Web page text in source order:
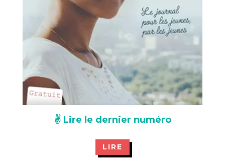
✌️ Lire le dernier numéro
LIRE